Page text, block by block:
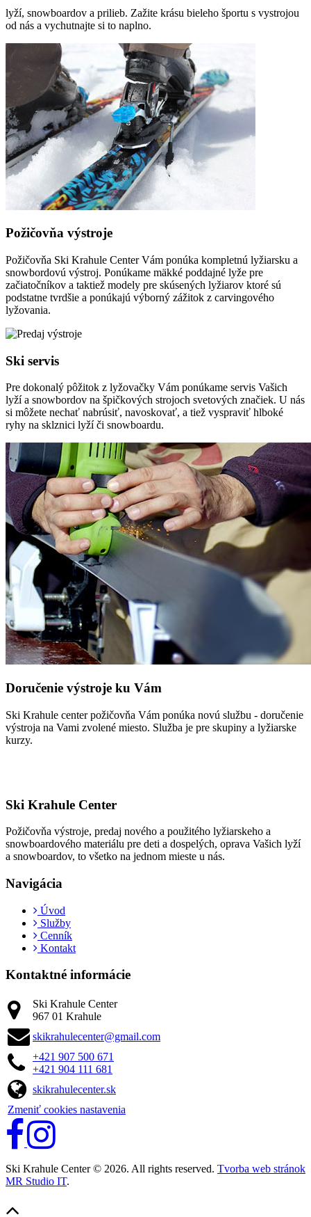
lyží, snowboardov a prilieb. Zažite krásu bieleho športu s vystrojou
od nás a vychutnajte si to naplno.
Požičovňa výstroje
Požičovňa Ski Krahule Center Vám ponúka kompletnú lyžiarsku a
snowbordovú výstroj. Ponúkame mäkké poddajné lyže pre
začiatočníkov a taktiež modely pre skúsených lyžiarov ktoré sú
podstatne tvrdšie a ponúkajú výborný zážitok z carvingového
lyžovania.
Ski servis
Pre dokonalý pôžitok z lyžovačky Vám ponúkame servis Vašich
lyží a snowbordov na špičkových strojoch svetových značiek. U nás
si môžete nechať nabrúsiť, navoskovať, a tiež vyspraviť hlboké
ryhy na sklznici lyží či snowboardu.
Doručenie výstroje ku Vám
Ski Krahule center požičovňa Vám ponúka novú službu - doručenie
výstroja na Vami zvolené miesto. Služba je pre skupiny a lyžiarske
kurzy.
Ski Krahule Center
Požičovňa výstroje, predaj nového a použitého lyžiarskeho a
snowboardového materiálu pre deti a dospelých, oprava Vašich lyží
a snowboardov, to všetko na jednom mieste u nás.
Navigácia
Úvod
Služby
Cenník
Kontakt
Kontaktné informácie
Ski Krahule Center
967 01 Krahule
skikrahulecenter@gmail.com
+421 907 500 671
+421 904 111 681
skikrahulecenter.sk
Zmeniť cookies nastavenia
Ski Krahule Center © 2026. All rights reserved. Tvorba web stránok
MR Studio IT.